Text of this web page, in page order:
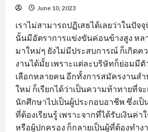
June 10, 2023
เราไม่สามารถปฏิเสธได้เลยว่าในปัจ
นั้นมีอัตราการแข่งขันค่อนข้างสูง หล
มาใหม่ๆ ยังไม่มีประสบการณ์ ก็เกิดค
งานได้มั้ย เพราะแต่ละบริษัทก็ย่อมมี
เลือกหลายคน อีกทั้งการสมัครงานส
ใหม่ ก็เรียกได้ว่าเป็นความท้าทายที่จ
นักศึกษาไปเป็นผู้ประกอบอาชีพ ซึ่งเ
ที่ต้องเรียนรู้ เพราะจากที่ได้รับเงินค่
หรือผู้ปกครอง ก็กลายเป็นผู้ที่ต้องทำง